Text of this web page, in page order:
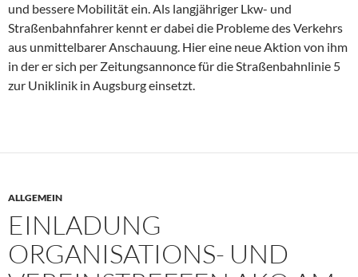
und bessere Mobilität ein. Als langjähriger Lkw- und
Straßenbahnfahrer kennt er dabei die Probleme des Verkehrs
aus unmittelbarer Anschauung. Hier eine neue Aktion von ihm
in der er sich per Zeitungsannonce für die Straßenbahnlinie 5
zur Uniklinik in Augsburg einsetzt.
ALLGEMEIN
EINLADUNG
ORGANISATIONS- UND